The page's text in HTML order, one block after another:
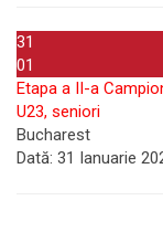
31
01
Etapa a II-a
U23, seniori
Bucharest
Dată: 31 Ianuarie